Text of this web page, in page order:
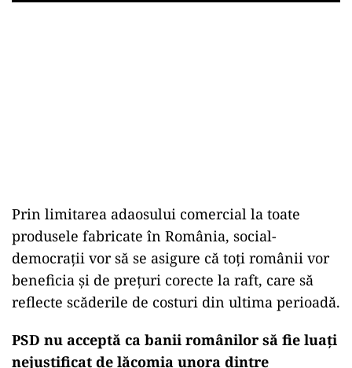
Prin limitarea adaosului comercial la toate
produsele fabricate în România, social-
democrații vor să se asigure că toți românii vor
beneficia și de prețuri corecte la raft, care să
reflecte scăderile de costuri din ultima perioadă.
PSD nu acceptă ca banii românilor să fie luați
nejustificat de lăcomia unora dintre